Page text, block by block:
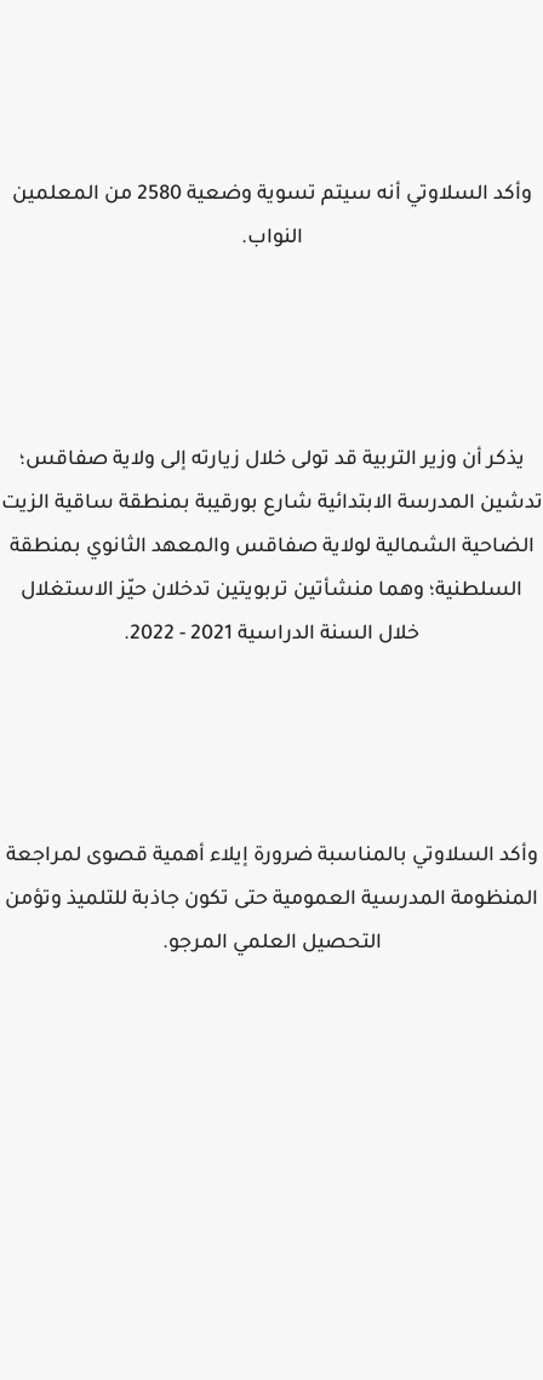
وأكد السلاوتي أنه سيتم تسوية وضعية 2580 من المعلمين
النواب.
أن وزير التربية قد تولى خلال زيارته إلى ولاية صفاقس؛
المدرسة الابتدائية شارع بورقيبة بمنطقة ساقية الزيت
الشمالية لولاية صفاقس والمعهد الثانوي بمنطقة
السلطنية؛ وهما منشأتين تربويتين تدخلان حيّز الاستغلال
خلال السنة الدراسية 2021 - 2022.
السلاوتي بالمناسبة ضرورة إيلاء أهمية قصوى لمراجعة
المدرسية العمومية حتى تكون جاذبة للتلميذ وتؤمن
التحصيل العلمي المرجو.